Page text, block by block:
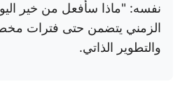
نفسه: "ماذا سأفعل من خير
الزمني يتضمن حتى فترات
والتطوير الذاتي.